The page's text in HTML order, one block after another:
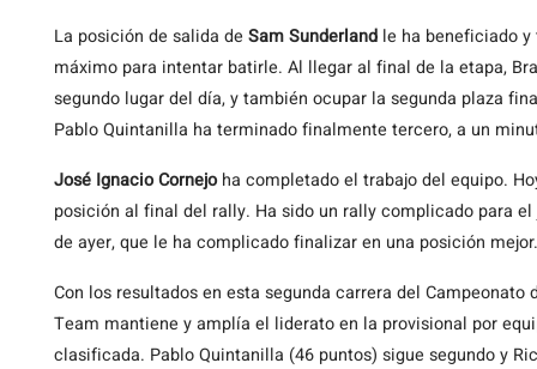
La posición de salida de Sam Sunderland le ha beneficiado
máximo para intentar batirle. Al llegar al final de la etapa,
segundo lugar del día, y también ocupar la segunda plaza
Pablo Quintanilla ha terminado finalmente tercero, a un
José Ignacio Cornejoha completado el trabajo del equipo.
posición al final del rally. Ha sido un rally complicado para
de ayer, que le ha complicado finalizar en una posición mejor.
Con los resultados en esta segunda carrera del Campeonato
Team mantiene y amplía el liderato en la provisional por
clasificada. Pablo Quintanilla (46 puntos) sigue segundo y